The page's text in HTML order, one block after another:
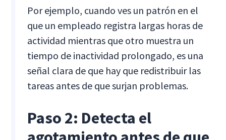
Por ejemplo, cuando ves un patrón en el
que un empleado registra largas horas de
actividad mientras que otro muestra un
tiempo de inactividad prolongado, es una
señal clara de que hay que redistribuir las
tareas antes de que surjan problemas.
Paso 2: Detecta el